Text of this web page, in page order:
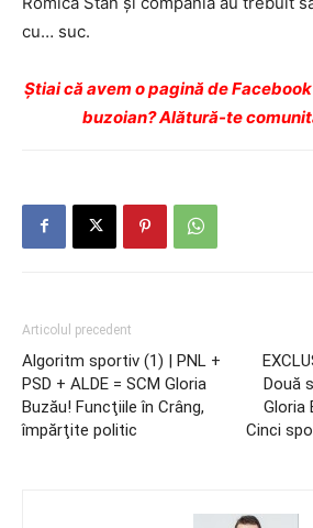
cu… suc.
Ştiai că avem o pagină de
buzoian? Alătură-te
Articolul precedent
Algoritm sportiv (1) | PNL +
PSD + ALDE = SCM Gloria
Buzău! Funcţiile în Crâng,
împărţite politic
Două
Gloria
Cinci